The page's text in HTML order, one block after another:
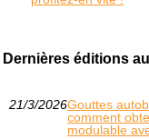
Dernières éditions
21/3/2026Gouttes
comment
modulable